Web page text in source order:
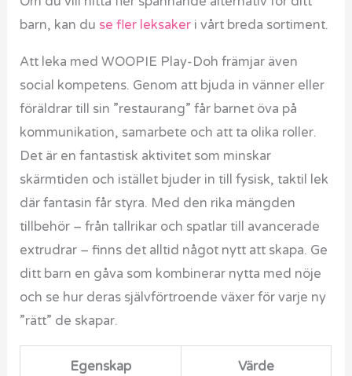
barn, kan du se fler leksaker i vårt breda sortiment.
Att leka med WOOPIE Play-Doh främjar även
social kompetens. Genom att bjuda in vänner eller
föräldrar till sin ”restaurang” får barnet öva på
kommunikation, samarbete och att ta olika roller.
Det är en fantastisk aktivitet som minskar
skärmtiden och istället bjuder in till fysisk, taktil lek
där fantasin får styra. Med den rika mängden
tillbehör – från tallrikar och spatlar till avancerade
extrudrar – finns det alltid något nytt att skapa. Ge
ditt barn en gåva som kombinerar nytta med nöje
och se hur deras självförtroende växer för varje ny
”rätt” de skapar.
Egenskap Värde